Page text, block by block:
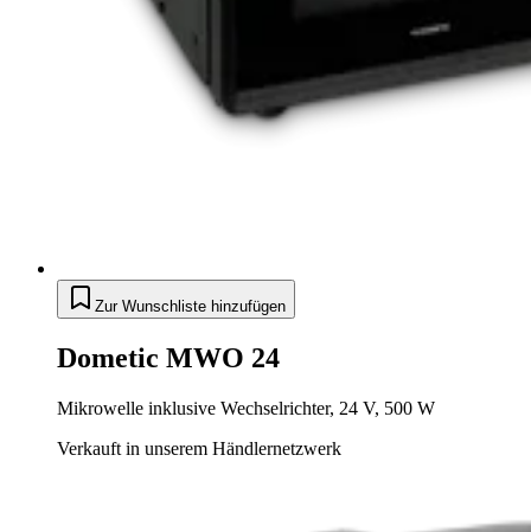
Zur Wunschliste hinzufügen
Dometic MWO 24
Mikrowelle inklusive Wechselrichter, 24 V, 500 W
Verkauft in unserem Händlernetzwerk